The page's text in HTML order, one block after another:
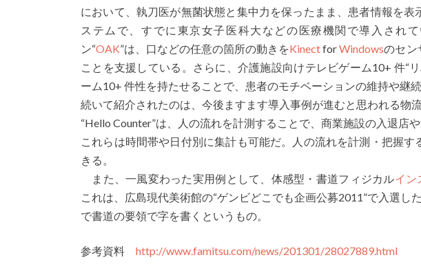
において、執刀医が無菌状態と集中力を保ったまま、患者情報を
ステムで、すでに東京女子医科大などの医療機関で導入され
ン“OAK”は、口などの任意の箇所の動きをKinectforWindowsのセン
ことを支援している。さらに、介護施設向けテレビゲーム10+ 件“
ーム10+ 件性を持たせることで、患者のモチベーションの維持や継
続いて紹介されたのは、今後ますます導入事例が進むと思われる物
“Hello Counter”は、人の流れを計測することで、商業施設の入退店
これらは時間帯や日付別に集計も可能だ。人の流れを計測・把握
きる。
また、一風変わった実用例として、体感型・書道フィジカルイン
これは、広島現代美術館の“ゲンビどこでも企画公募2011”で入選し
で書道の要領で字を書くというもの。
参考資料 http://www.famitsu.com/news/201301/28027889.html